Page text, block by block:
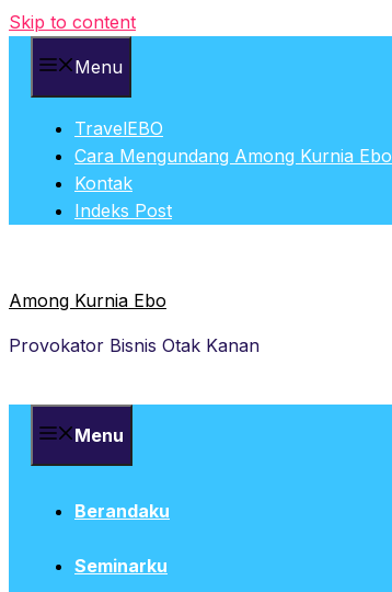
Skip to content
Menu
TravelEBO
Cara Mengundang Among Kurnia Ebo
Kontak
Indeks Post
Among Kurnia Ebo
Provokator Bisnis Otak Kanan
Menu
Berandaku
Seminarku